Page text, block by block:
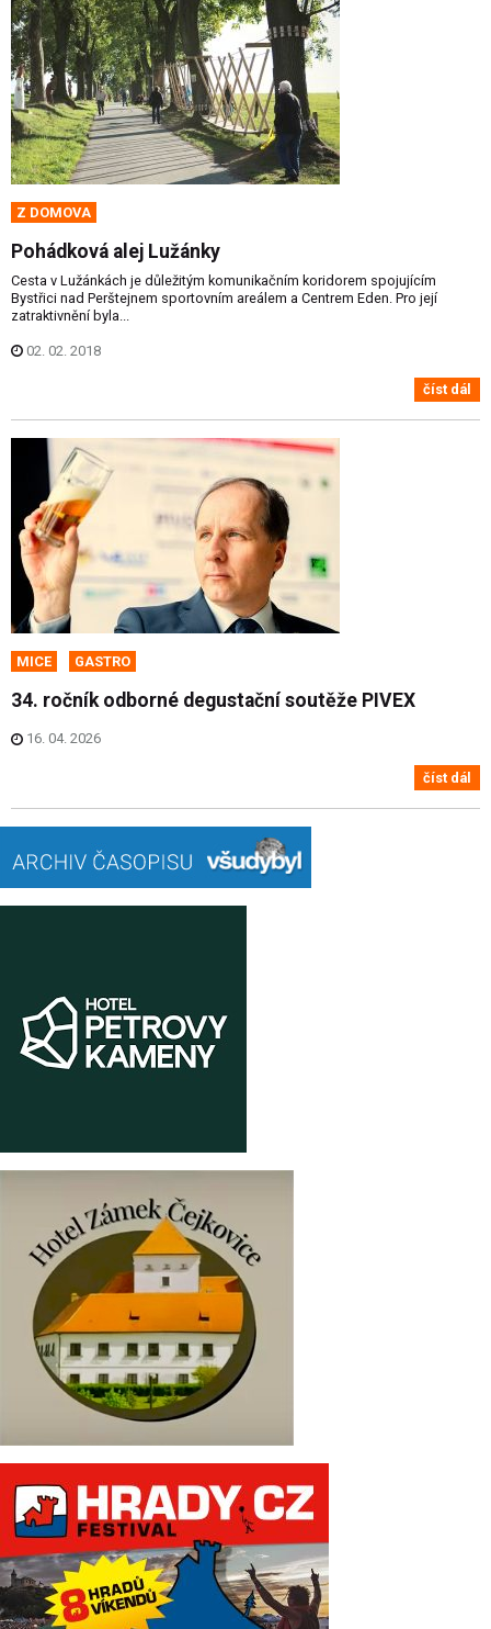
Z DOMOVA
Pohádková alej Lužánky
Cesta v Lužánkách je důležitým komunikačním koridorem spojujícím
Bystřici nad Perštejnem sportovním areálem a Centrem Eden. Pro její
zatraktivnění byla...
02. 02. 2018
číst dál
MICE GASTRO
34. ročník odborné degustační soutěže PIVEX
16. 04. 2026
číst dál